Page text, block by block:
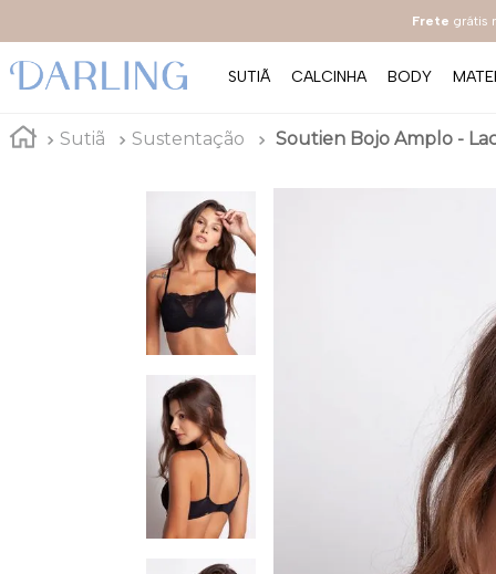
Frete grátis
SUTIÃ CALCINHA BODY
Sutiã Sustentação Soutien Bojo Amplo -